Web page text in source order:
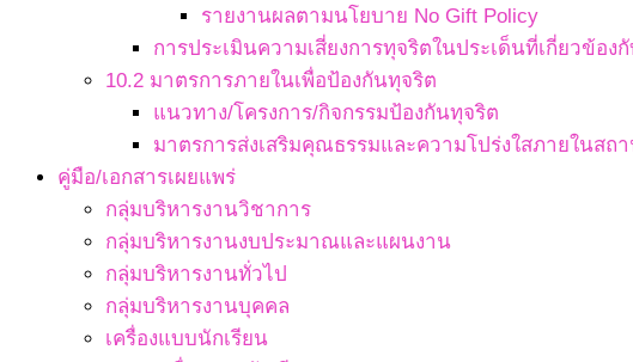
รายงานผลตามนโยบาย No Gift Policy
การประเมินความเสี่ยงการทุจริตในประเด็นที่เกี่ยวข้อง
10.2 มาตรการภายในเพื่อป้องกันทุจริต
แนวทาง/โครงการ/กิจกรรมป้องกันทุจริต
มาตรการส่งเสริมคุณธรรมและความโปร่งใสภายในสถ
คู่มือ/เอกสารเผยแพร่
กลุ่มบริหารงานวิชาการ
กลุ่มบริหารงานงบประมาณและแผนงาน
กลุ่มบริหารงานทั่วไป
กลุ่มบริหารงานบุคคล
เครื่องแบบนักเรียน